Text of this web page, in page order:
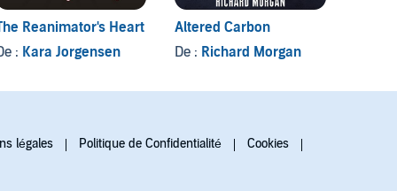
Reanimator's Heart
: Kara Jorgensen
Altered Carbon
De : Richard Morgan
légales Politique de Confidentialité Cookies